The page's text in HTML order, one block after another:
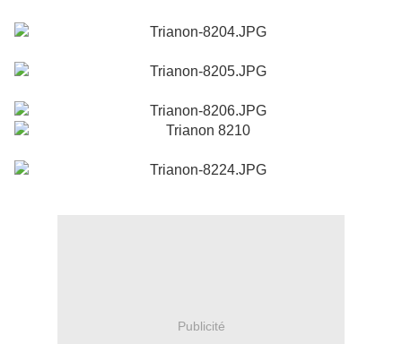
Publicité